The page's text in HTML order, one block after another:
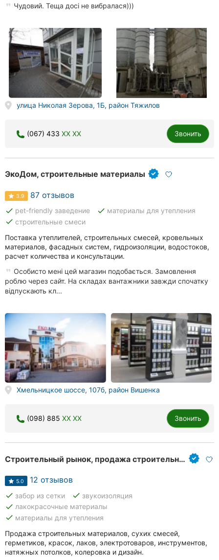
Кривой
Рог
Николаев
Полтава
Чернигов
Черновцы
Сумы
Ивано-
Франковск
Луцк
Ужгород
Чудовий. Теща досі не вибралася)))
улица Николая Зерова, 1Б, район Тяжилов
(067) 433 XX XX Звонить
ЭкоДом, строительные материалы
3.9 87 отзывов
done pet-friendly заведение done материалы для утепления
done строительные смеси
Поставка утеплителей, строительных смесей, кровельных
материалов, фасадных систем, гидроизоляции, водостоков,
расчет количества и консультации.
Особисто мені цей магазин подобається. Замовлення
роблю через сайт. На складах вантажники завжди спочатку
відпускають кл...
Хмельницкое шоссе, 107б, район Вишенка
(098) 885 XX XX Звонить
Строительный рынок, продажа строительных и отделочных материалов
5.0 12 отзывов
done забор из сетки done звукоизоляция
done лакокрасочные материалы
done материалы для утепления
Продажа строительных материалов, сухих смесей,
герметиков, красок, лаков, электротоваров, инструментов,
натяжных потолков, колеровка и дизайн.